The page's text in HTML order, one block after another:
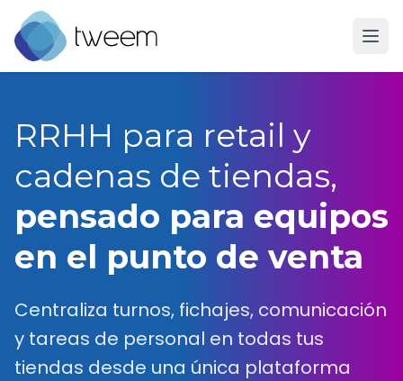
Ir a la página de inicio de Tweem
RRHH para retail y
cadenas de tiendas,
pensado para equipos
en el punto de venta
Centraliza turnos, fichajes, comunicación
y tareas de personal en todas tus
tiendas desde una única plataforma